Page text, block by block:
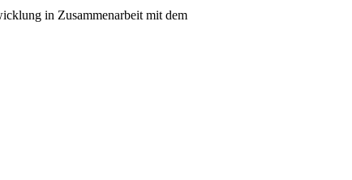
in Zusammenarbeit mit dem